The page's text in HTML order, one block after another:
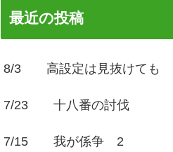
最近の投稿
8/3 高設定は見抜けても
7/23 十八番の討伐
7/15 我が係争 2